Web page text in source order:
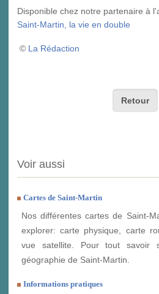
Disponible chez notre partenaire à
Saint-Martin, la vie en double
© La Rédaction
Retour
Voir aussi
Cartes de Saint-Martin
Nos différentes cartes de Saint-
explorer: carte physique, carte
vue satellite. Pour tout savoir
géographie de Saint-Martin.
Informations pratiques